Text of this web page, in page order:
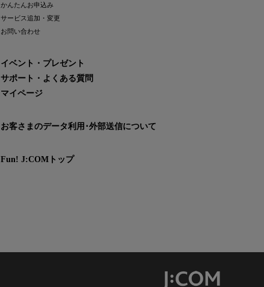
かんたんお申込み
サービス追加・変更
お問い合わせ
イベント・プレゼント
サポート・よくある質問
マイページ
お客さまのデータ利用･外部送信について
Fun! J:COMトップ